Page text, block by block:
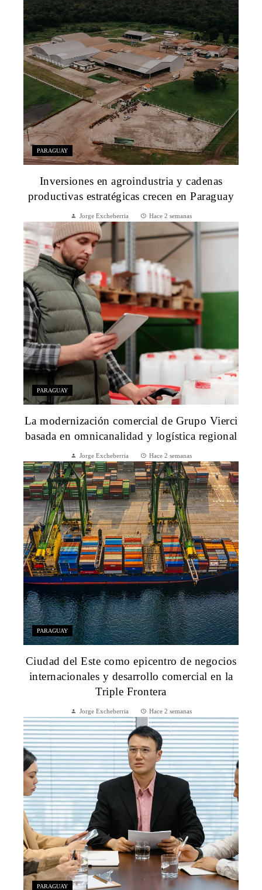
PARAGUAY
Inversiones en agroindustria y cadenas
productivas estratégicas crecen en Paraguay
Jorge Excheberria Hace 2 semanas
PARAGUAY
La modernización comercial de Grupo Vierci
basada en omnicanalidad y logística regional
Jorge Excheberria Hace 2 semanas
PARAGUAY
Ciudad del Este como epicentro de negocios
internacionales y desarrollo comercial en la
Triple Frontera
Jorge Excheberria Hace 2 semanas
PARAGUAY